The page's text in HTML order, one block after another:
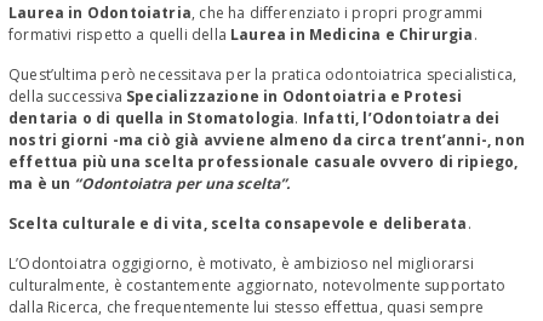
Laurea in Odontoiatria, che ha differenziato i propri programmi
formativi rispetto a quelli della Laurea in Medicina e Chirurgia.
Quest’ultima però necessitava per la pratica odontoiatrica specialistica,
della successiva Specializzazione in Odontoiatria e Protesi
dentaria o di quella in Stomatologia. Infatti, l’Odontoiatra dei
nostri giorni -ma ciò già avviene almeno da circa trent’anni-, non
effettua più una scelta professionale casuale ovvero di ripiego,
ma è un “Odontoiatra per una scelta”.
Scelta culturale e di vita, scelta consapevole e deliberata.
L’Odontoiatra oggigiorno, è motivato, è ambizioso nel migliorarsi
culturalmente, è costantemente aggiornato, notevolmente supportato
dalla Ricerca, che frequentemente lui stesso effettua, quasi sempre